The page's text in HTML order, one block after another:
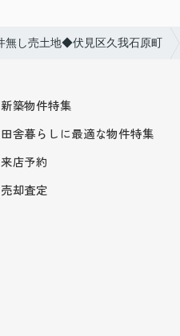
し売土地◆伏見区久我石原町
新築物件特集
田舎暮らしに最適な物件特集
来店予約
売却査定